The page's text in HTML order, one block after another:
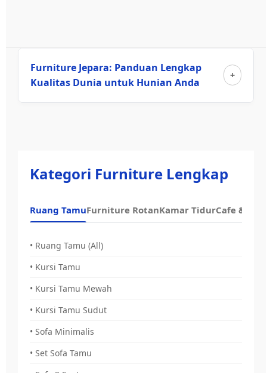
Furniture Jepara: Panduan Lengkap
Kualitas Dunia untuk Hunian Anda
Kategori Furniture Lengkap
Ruang TamuFurniture RotanKamar TidurCafe &
• Ruang Tamu (All)
• Kursi Tamu
• Kursi Tamu Mewah
• Kursi Tamu Sudut
• Sofa Minimalis
• Set Sofa Tamu